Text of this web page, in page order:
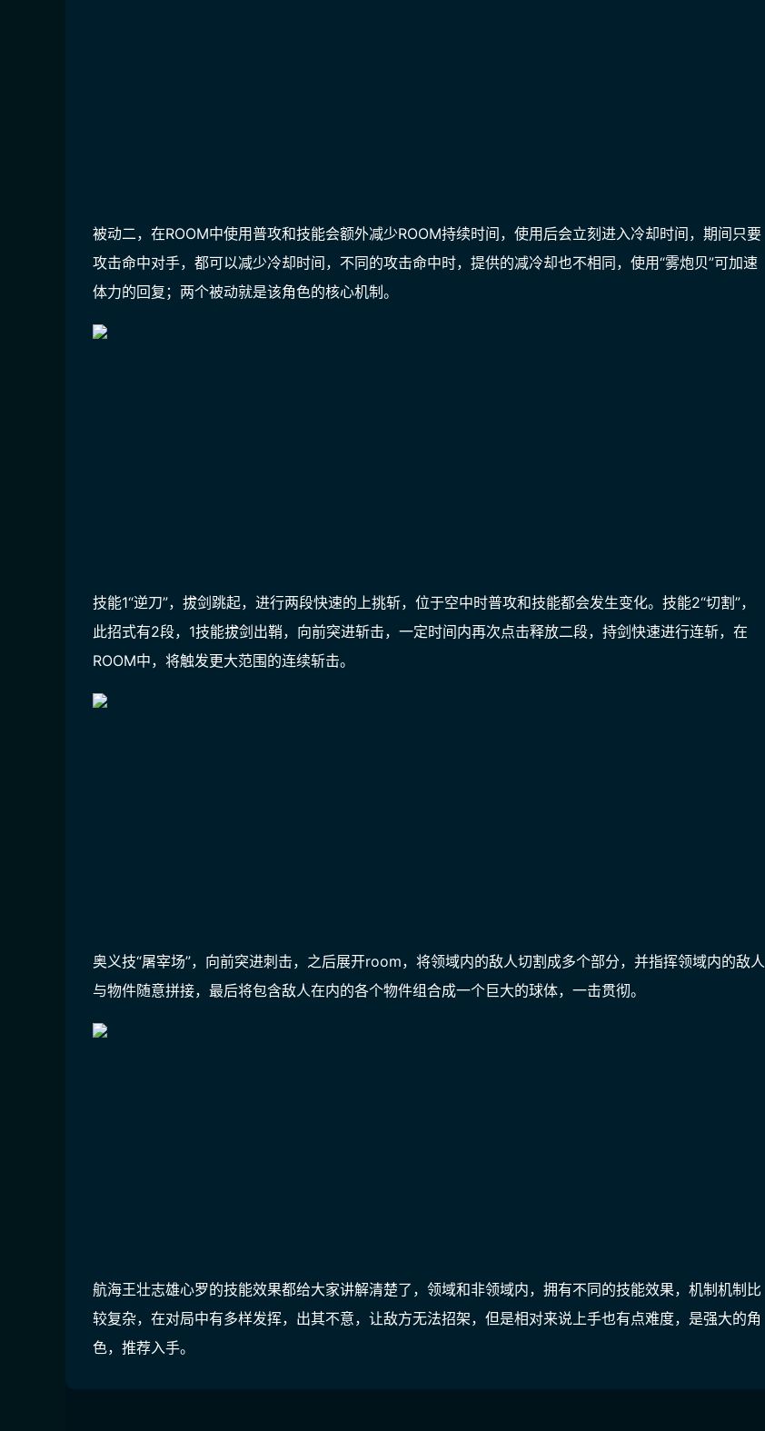
被动二，在ROOM中使用普攻和技能会额外减少ROOM持续时间，使用后会立刻进入冷却时间，期间只要
攻击命中对手，都可以减少冷却时间，不同的攻击命中时，提供的减冷却也不相同，使用“雾炮贝”可加速
体力的回复；两个被动就是该角色的核心机制。
技能1“逆刀”，拔剑跳起，进行两段快速的上挑斩，位于空中时普攻和技能都会发生变化。技能2“切割”，
此招式有2段，1技能拔剑出鞘，向前突进斩击，一定时间内再次点击释放二段，持剑快速进行连斩，在
ROOM中，将触发更大范围的连续斩击。
奥义技“屠宰场”，向前突进刺击，之后展开room，将领域内的敌人切割成多个部分，并指挥领域内的敌人
与物件随意拼接，最后将包含敌人在内的各个物件组合成一个巨大的球体，一击贯彻。
航海王壮志雄心罗的技能效果都给大家讲解清楚了，领域和非领域内，拥有不同的技能效果，机制机制比
较复杂，在对局中有多样发挥，出其不意，让敌方无法招架，但是相对来说上手也有点难度，是强大的角
色，推荐入手。